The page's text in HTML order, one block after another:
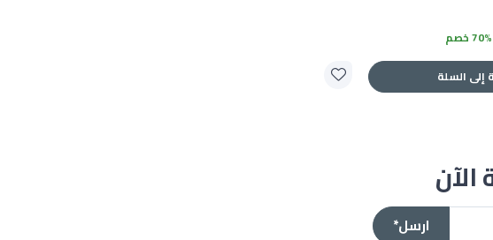
70% خصم
إلى السلة
الآن
ارسل*